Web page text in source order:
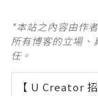
*本站之內容由作
所有博客的立場、
任。
【 U Creator 招